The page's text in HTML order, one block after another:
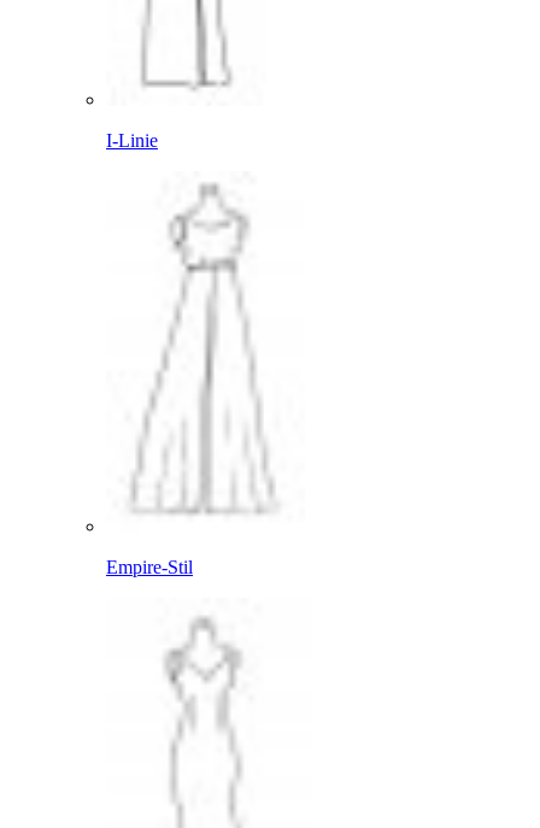
I-Linie
Empire-Stil